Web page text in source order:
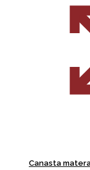
Canasta